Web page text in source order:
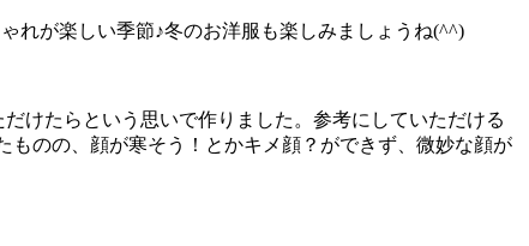
れが楽しい季節♪冬のお洋服も楽しみましょうね(^^)
けたらという思いで作りました。参考にしていただける
のの、顔が寒そう！とかキメ顔？ができず、微妙な顔が